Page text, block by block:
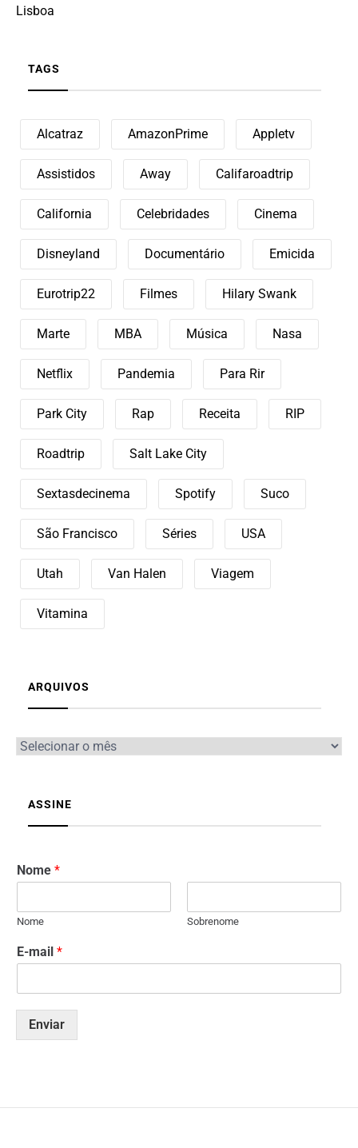
Lisboa
TAGS
Alcatraz AmazonPrime Appletv
Assistidos Away Califaroadtrip
California Celebridades Cinema
Disneyland Documentário Emicida
Eurotrip22 Filmes Hilary Swank
Marte MBA Música Nasa
Netflix Pandemia Para Rir
Park City Rap Receita RIP
Roadtrip Salt Lake City
Sextasdecinema Spotify Suco
São Francisco Séries USA
Utah Van Halen Viagem
Vitamina
ARQUIVOS
ASSINE
Nome *
Nome Sobrenome
E-mail *
Enviar